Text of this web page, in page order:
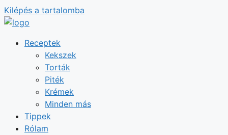
Kilépés a tartalomba
Receptek
Kekszek
Torták
Piték
Krémek
Minden más
Tippek
Rólam